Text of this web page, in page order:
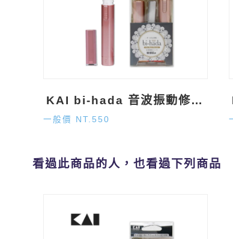
KAI bi-hada 音波振動修眉電剪
一般價 NT.550
看過此商品的人，也看過下列商品